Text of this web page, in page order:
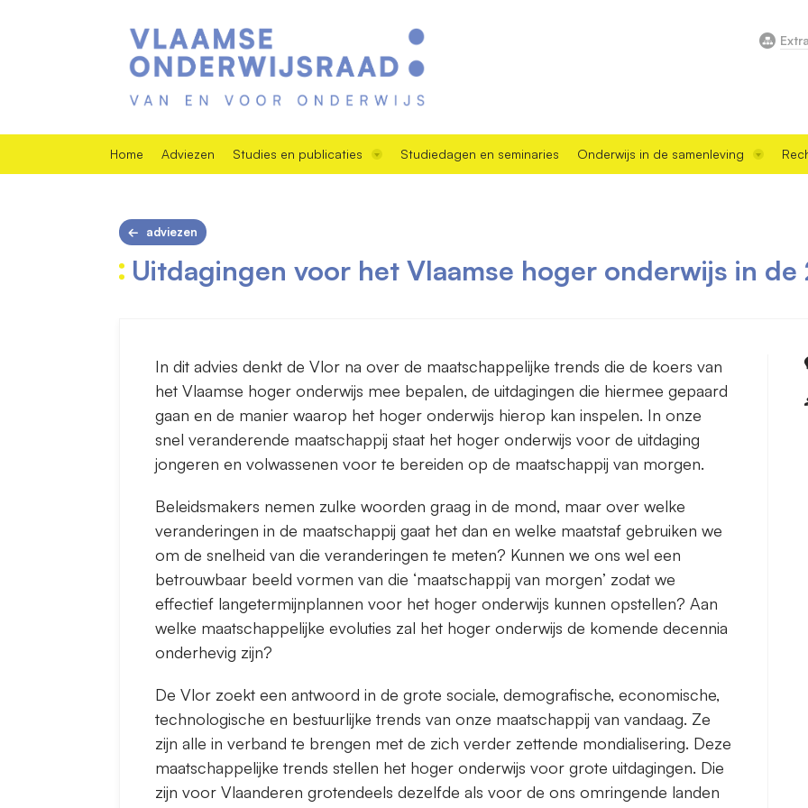
Home Adviezen Studies en publicaties Studiedagen en seminaries Onderwijs in de samenleving
adviezen
Uitdagingen voor het Vlaamse hoger onderwijs in de
In dit advies denkt de Vlor na over de maatschappelijke trends die de koers van
het Vlaamse hoger onderwijs mee bepalen, de uitdagingen die hiermee gepaard
gaan en de manier waarop het hoger onderwijs hierop kan inspelen. In onze
snel veranderende maatschappij staat het hoger onderwijs voor de uitdaging
jongeren en volwassenen voor te bereiden op de maatschappij van morgen.
Beleidsmakers nemen zulke woorden graag in de mond, maar over welke
veranderingen in de maatschappij gaat het dan en welke maatstaf gebruiken we
om de snelheid van die veranderingen te meten? Kunnen we ons wel een
betrouwbaar beeld vormen van die ‘maatschappij van morgen’ zodat we
effectief langetermijnplannen voor het hoger onderwijs kunnen opstellen? Aan
welke maatschappelijke evoluties zal het hoger onderwijs de komende decennia
onderhevig zijn?
De Vlor zoekt een antwoord in de grote sociale, demografische, economische,
technologische en bestuurlijke trends van onze maatschappij van vandaag. Ze
zijn alle in verband te brengen met de zich verder zettende mondialisering. Deze
maatschappelijke trends stellen het hoger onderwijs voor grote uitdagingen. Die
zijn voor Vlaanderen grotendeels dezelfde als voor de ons omringende landen